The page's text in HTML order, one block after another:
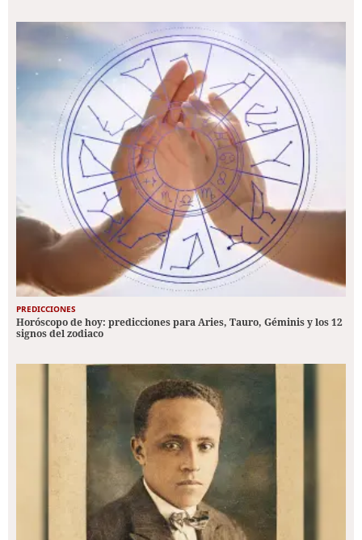
PREDICCIONES
Horóscopo de hoy: predicciones para Aries, Tauro, Géminis y los 12
signos del zodiaco